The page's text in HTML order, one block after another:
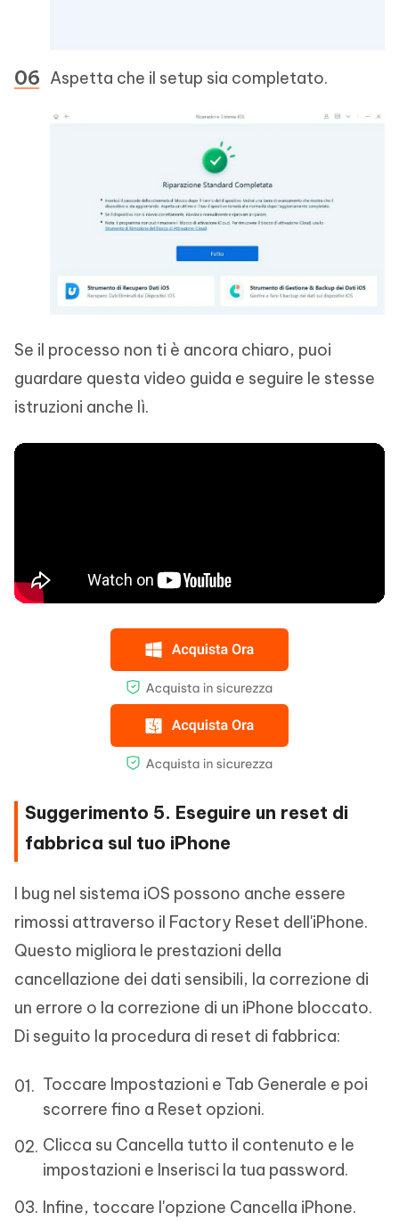
Aspetta che il setup sia completato.
Se il processo non ti è ancora chiaro, puoi
guardare questa video guida e seguire le stesse
istruzioni anche lì.
Suggerimento 5. Eseguire un reset di
fabbrica sul tuo iPhone
I bug nel sistema iOS possono anche essere
rimossi attraverso il Factory Reset dell'iPhone.
Questo migliora le prestazioni della
cancellazione dei dati sensibili, la correzione di
un errore o la correzione di un iPhone bloccato.
Di seguito la procedura di reset di fabbrica:
Toccare Impostazioni e Tab Generale e poi
scorrere fino a Reset opzioni.
Clicca su Cancella tutto il contenuto e le
impostazioni e Inserisci la tua password.
Infine, toccare l'opzione Cancella iPhone.